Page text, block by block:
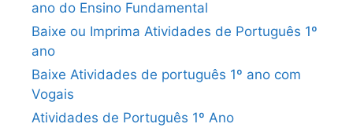
ano do Ensino Fundamental
Baixe ou Imprima Atividades de Português 1º
ano
Baixe Atividades de português 1º ano com
Vogais
Atividades de Português 1º Ano